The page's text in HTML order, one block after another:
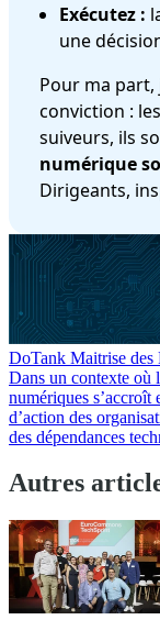
Exécutez :
une
Pour ma part,
conviction :
suiveurs, ils
numérique
Dirigeants,
DoTank Maitrise
Dans un contexte où
numériques s’accroît
d’action des
des dépendances
Autres